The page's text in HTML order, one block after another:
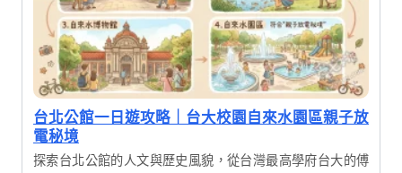
台北公館一日遊攻略｜台大校園自來水園區親子放
電秘境
探索台北公館的人文與歷史風貌，從台灣最高學府台大的傅